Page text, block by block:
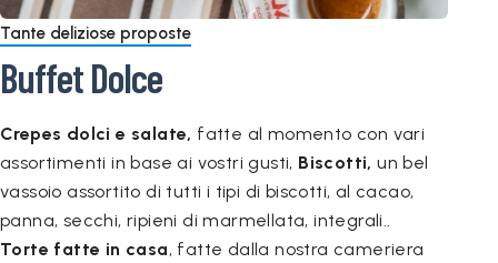
Tante deliziose proposte
Buffet Dolce
Crepes dolci e salate, fatte al momento con vari
assortimenti in base ai vostri gusti, Biscotti, un bel
vassoio assortito di tutti i tipi di biscotti, al cacao,
panna, secchi, ripieni di marmellata, integrali..
Torte fatte in casa, fatte dalla nostra cameriera